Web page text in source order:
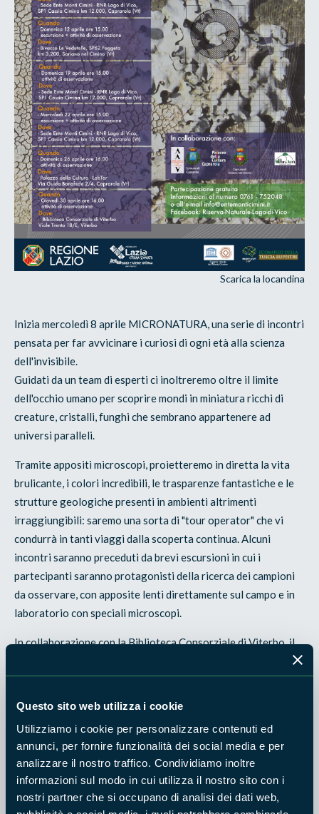
Questo sito web utilizza i cookie
Utilizziamo i cookie per personalizzare contenuti ed
annunci, per fornire funzionalità dei social media e per
analizzare il nostro traffico. Condividiamo inoltre
informazioni sul modo in cui utilizza il nostro sito con i
nostri partner che si occupano di analisi dei dati web,
Scarica la locandina
Inizia mercoledì 8 aprile MICRONATURA, una serie di incontri
pensata per far avvicinare i curiosi di ogni età alla scienza
dell'invisibile.
Guidati da un team di esperti ci inoltreremo oltre il limite
dell'occhio umano per scoprire mondi in miniatura ricchi di
creature, cristalli, funghi che sembrano appartenere ad
universi paralleli.
Tramite appositi microscopi, proietteremo in diretta la vita
brulicante, i colori incredibili, le trasparenze fantastiche e le
strutture geologiche presenti in ambienti altrimenti
irraggiungibili: saremo una sorta di "tour operator" che vi
condurrà in tanti viaggi dalla scoperta continua. Alcuni
incontri saranno preceduti da brevi escursioni in cui i
partecipanti saranno protagonisti della ricerca dei campioni
da osservare, con apposite lenti direttamente sul campo e in
laboratorio con speciali microscopi.
In collaborazione con la Biblioteca Consorziale di Viterbo, il
(Vt) e l'Associazione La Menica Alta.
INFORMAZIONI
La partecipazione è gratuita ma i posti sono limitati.
Informazioni al numero 338 4914088 o all’e-mail
info@entemonticimini.it
Facebook: Riserva-Naturale-Lago-di-Vico